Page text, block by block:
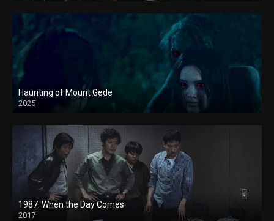
Haunting of Mount Gede
2025
1987: When the Day Comes
2017